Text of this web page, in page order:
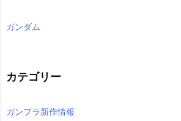
ガンダム
カテゴリー
ガンプラ新作情報